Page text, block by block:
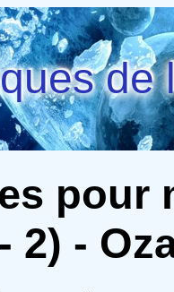
de
pour
2) -